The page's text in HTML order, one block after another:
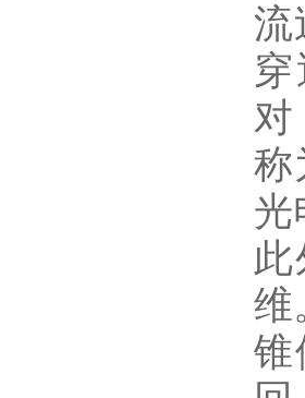
流
对
称
光
维
锥